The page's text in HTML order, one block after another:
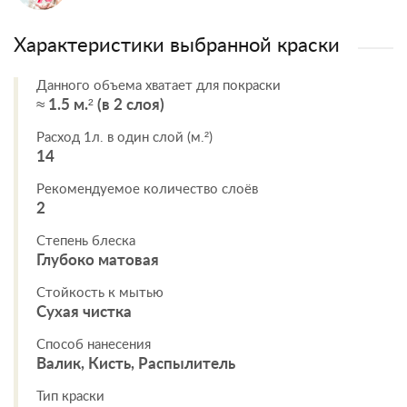
Характеристики выбранной краски
Данного объема хватает для покраски
≈ 1.5 м.² (в 2 слоя)
Расход 1л. в один слой (м.²)
14
Рекомендуемое количество слоёв
2
Степень блеска
Глубоко матовая
Стойкость к мытью
Сухая чистка
Способ нанесения
Валик, Кисть, Распылитель
Тип краски